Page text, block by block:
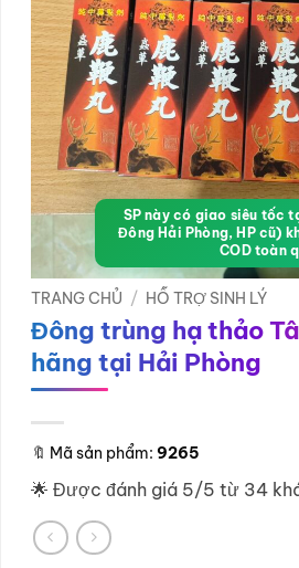
SP này có giao siêu tốc
Đông Hải Phòng, HP cũ)
COD toàn
TRANG CHỦ / HỖ TRỢ SINH LÝ
Đông trùng hạ thảo
hãng tại Hải Phòng
🔖 Mã sản phẩm: 9265
🌟 Được đánh giá 5/5 từ 34